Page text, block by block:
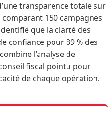
transparence totale sur
150 campagnes
que la clarté des
confiance pour 89 % des
l’analyse de
fiscal pointu pour
de chaque opération.